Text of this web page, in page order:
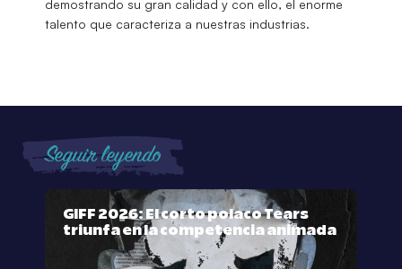
demostrando su gran calidad y con ello, el enorme
talento que caracteriza a nuestras industrias.
Seguir leyendo
GIFF 2026: El corto polaco Tears
triunfa en la competencia animada